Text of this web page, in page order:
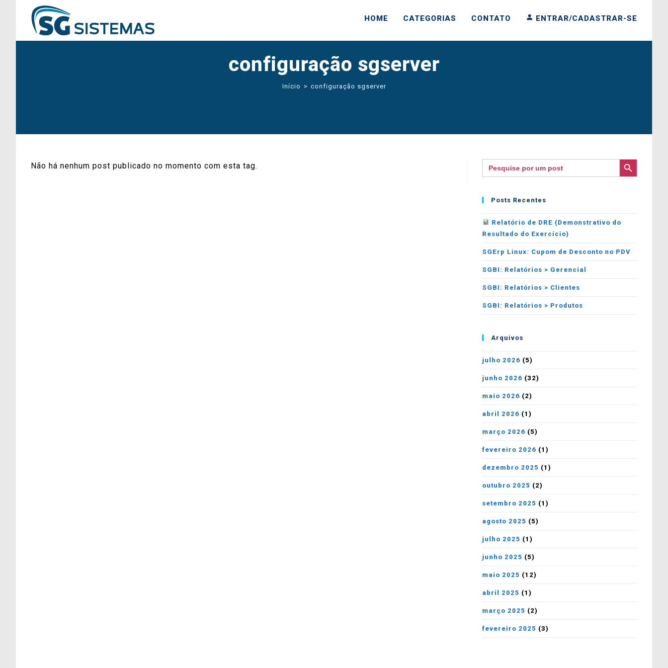
HOME CATEGORIAS CONTATO ENTRAR/CADASTRAR-SE
configuração sgserver
Início > configuração sgserver
Não há nenhum post publicado no momento com esta tag.
Search
for:
SEARCH BUTTON
Posts Recentes
Relatório de DRE (Demonstrativo do
Resultado do Exercício)
SGErp Linux: Cupom de Desconto no PDV
SGBI: Relatórios > Gerencial
SGBI: Relatórios > Clientes
SGBI: Relatórios > Produtos
Arquivos
julho 2026 (5)
junho 2026 (32)
maio 2026 (2)
abril 2026 (1)
março 2026 (5)
fevereiro 2026 (1)
dezembro 2025 (1)
outubro 2025 (2)
setembro 2025 (1)
agosto 2025 (5)
julho 2025 (1)
junho 2025 (5)
maio 2025 (12)
abril 2025 (1)
março 2025 (2)
fevereiro 2025 (3)